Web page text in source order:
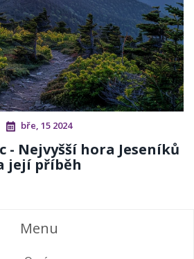
bře, 15 2024
- Nejvyšší hora Jeseníků
její příběh
Menu